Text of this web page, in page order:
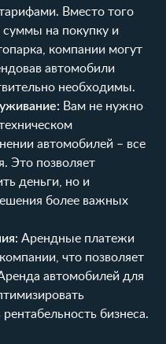
Вместо того
на покупку и
компании могут
автомобили
необходимы.
Вам не нужно
автомобилей – все
Это позволяет
деньги, но и
более важных
Арендные платежи
что позволяет
автомобилей для
бизнеса.